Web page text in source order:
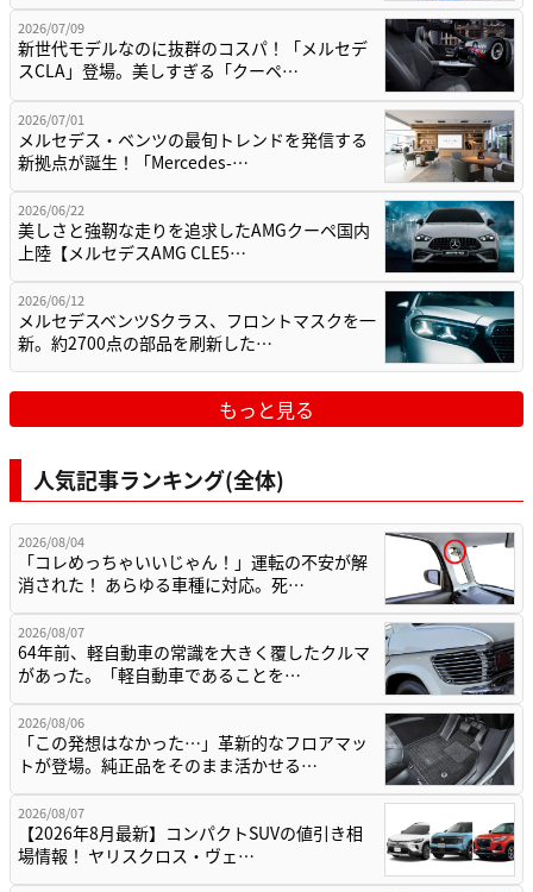
2026/07/09
新世代モデルなのに抜群のコスパ！「メルセデ
スCLA」登場。美しすぎる「クーペ…
2026/07/01
メルセデス・ベンツの最旬トレンドを発信する
新拠点が誕生！「Mercedes-…
2026/06/22
美しさと強靭な走りを追求したAMGクーペ国内
上陸【メルセデスAMG CLE5…
2026/06/12
メルセデスベンツSクラス、フロントマスクを一
新。約2700点の部品を刷新した…
もっと見る
人気記事ランキング(全体)
2026/08/04
「コレめっちゃいいじゃん！」運転の不安が解
消された！ あらゆる車種に対応。死…
2026/08/07
64年前、軽自動車の常識を大きく覆したクルマ
があった。「軽自動車であることを…
2026/08/06
「この発想はなかった…」革新的なフロアマッ
トが登場。純正品をそのまま活かせる…
2026/08/07
【2026年8月最新】コンパクトSUVの値引き相
場情報！ ヤリスクロス・ヴェ…